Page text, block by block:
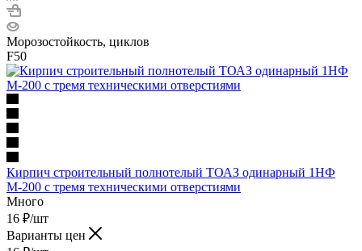
Морозостойкость, циклов
F50
Кирпич строительный полнотелый ТОАЗ одинарный 1НФ
М-200 с тремя техническими отверстиями
Много
16 ₽/шт
Варианты цен